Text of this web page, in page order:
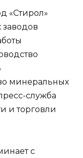
«Стирол»
заводов
минеральных
служба
и торговли
с